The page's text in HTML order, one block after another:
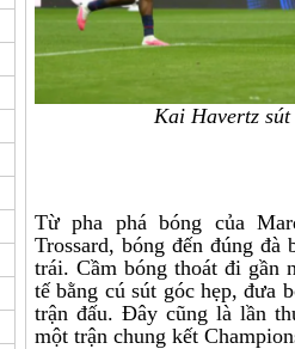
Kai Havertz sút
Từ pha phá bóng của
Trossard, bóng đến đúng đà
trái. Cầm bóng thoát đi
tế bằng cú sút góc hẹp, đưa
trận đấu. Đây cũng là lần
một trận chung kết